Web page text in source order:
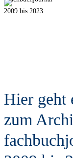
2009 bis 2023
Hier geht
zum
fachb